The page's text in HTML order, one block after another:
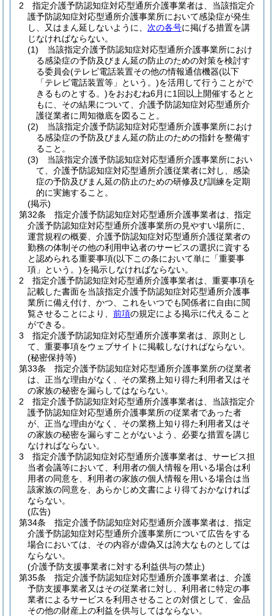
2
指定介護予防認知症対応型通所介護事業者は、当該指定介
護予防認知症対応型通所介護事業所において感染症が発生
し、又はまん延しないように、 次の各号に掲げる措置を講
じなければならない。
(1)
当該指定介護予防認知症対応型通所介護事業所におけ
る感染症の予防及びまん延の防止のための対策を検討す
る委員会(テレビ電話装置その他の情報通信機器(以下
「テレビ電話装置等」という。)を活用して行うことがで
きるものとする。)をおおむね6月に1回以上開催するとと
もに、その結果について、介護予防認知症対応型通所介
護従業者に周知徹底を図ること。
(2)
当該指定介護予防認知症対応型通所介護事業所におけ
る感染症の予防及びまん延の防止のための指針を整備す
ること。
(3)
当該指定介護予防認知症対応型通所介護事業所におい
て、介護予防認知症対応型通所介護従業者に対し、感染
症の予防及びまん延の防止のための研修及び訓練を定期
的に実施すること。
(掲示)
第32条
指定介護予防認知症対応型通所介護事業者は、指定
介護予防認知症対応型通所介護事業所の見やすい場所に、
運営規程の概要、介護予防認知症対応型通所介護従業者の
勤務の体制その他の利用申込者のサービスの選択に資する
と認められる重要事項(以下この条において単に「重要事
項」という。)を掲示しなければならない。
2
指定介護予防認知症対応型通所介護事業者は、重要事項を
記載した書面を当該指定介護予防認知症対応型通所介護事
業所に備え付け、かつ、これをいつでも関係者に自由に閲
覧させることにより、 前項の規定による掲示に代えること
ができる。
3
指定介護予防認知症対応型通所介護事業者は、原則とし
て、重要事項をウェブサイトに掲載しなければならない。
(秘密保持等)
第33条
指定介護予防認知症対応型通所介護事業所の従業者
は、正当な理由がなく、その業務上知り得た利用者又はそ
の家族の秘密を漏らしてはならない。
2
指定介護予防認知症対応型通所介護事業者は、当該指定介
護予防認知症対応型通所介護事業所の従業者であった者
が、正当な理由がなく、その業務上知り得た利用者又はそ
の家族の秘密を漏らすことがないよう、必要な措置を講じ
なければならない。
3
指定介護予防認知症対応型通所介護事業者は、サービス担
当者会議等において、利用者の個人情報を用いる場合は利
用者の同意を、利用者の家族の個人情報を用いる場合は当
該家族の同意を、あらかじめ文書により得ておかなければ
ならない。
(広告)
第34条
指定介護予防認知症対応型通所介護事業者は、指定
介護予防認知症対応型通所介護事業所について広告をする
場合においては、その内容が虚偽又は誇大なものとしては
ならない。
(介護予防支援事業者に対する利益供与の禁止)
第35条
指定介護予防認知症対応型通所介護事業者は、介護
予防支援事業者又はその従業者に対し、利用者に特定の事
業者によるサービスを利用させることの対償として、金品
その他の財産上の利益を供与してはならない。